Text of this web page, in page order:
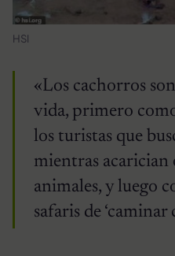
HSI
«Los cachorros
vida, primero
los turistas que
mientras acarician
animales, y luego
safaris de ‘caminar